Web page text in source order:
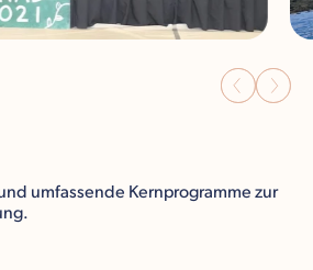
umfassende Kernprogramme zur